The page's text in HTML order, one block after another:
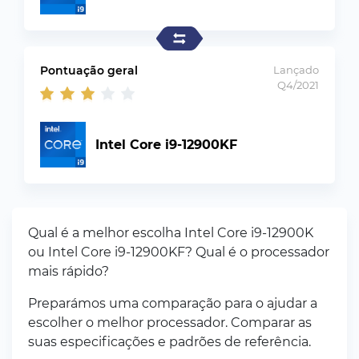
Lançado
Q4/2021
Pontuação geral
Intel Core i9-12900KF
Qual é a melhor escolha Intel Core i9-12900K
ou Intel Core i9-12900KF? Qual é o processador
mais rápido?
Preparámos uma comparação para o ajudar a
escolher o melhor processador. Comparar as
suas especificações e padrões de referência.